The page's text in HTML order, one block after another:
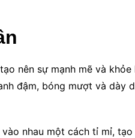
nên sự mạnh mẽ và khỏe
đậm, bóng mượt và dày
nhau một cách tỉ mỉ, tạo